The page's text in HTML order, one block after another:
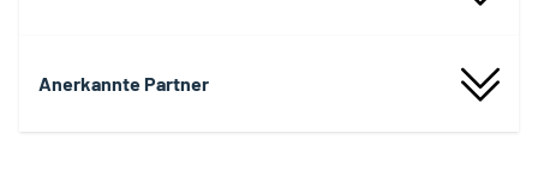
Anerkannte Partner